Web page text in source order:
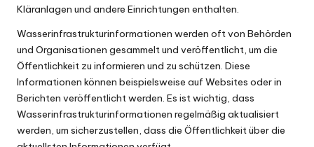
Kläranlagen und andere Einrichtungen enthalten.
Wasserinfrastrukturinformationen werden oft von Behörden
und Organisationen gesammelt und veröffentlicht, um die
Öffentlichkeit zu informieren und zu schützen. Diese
Informationen können beispielsweise auf Websites oder in
Berichten veröffentlicht werden. Es ist wichtig, dass
Wasserinfrastrukturinformationen regelmäßig aktualisiert
werden, um sicherzustellen, dass die Öffentlichkeit über die